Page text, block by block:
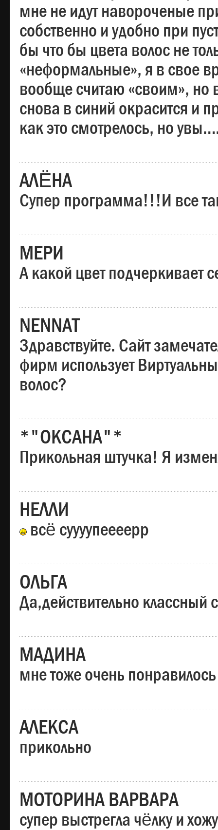
мне не идут навороченые
собственно и удобно при
бы что бы цвета волос не
«неформальные», я в свое
вообще считаю «своим», но
снова в синий окрасится и
как это смотрелось, но
АЛЁНА
Супер программа!!!И все
МЕРИ
А какой цвет подчеркивает
NENNAT
Здравствуйте. Сайт
фирм использует
волос?
*"ОКСАНА"*
Прикольная штучка! Я
НЕЛЛИ
всё суууупеееерр
ОЛЬГА
Да,действительно классный
МАДИНА
мне тоже очень
АЛЕКСА
прикольно
МОТОРИНА ВАРВАРА
супер выстрегла чёлку и